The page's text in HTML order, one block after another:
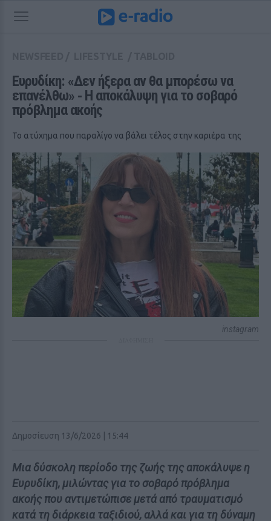
Ευρυδίκη: «Δεν ήξερα αν θα μπορέσω να
επανέλθω» ‑ Η αποκάλυψη για το σοβαρό
πρόβλημα ακοής
Το ατύχημα που παραλίγο να βάλει τέλος στην καριέρα της
instagram
Δημοσίευση 13/6/2026 | 15:44
Μια δύσκολη περίοδο της ζωής της αποκάλυψε η
Ευρυδίκη, μιλώντας για το σοβαρό πρόβλημα
ακοής που αντιμετώπισε μετά από τραυματισμό
κατά τη διάρκεια ταξιδιού, αλλά και για τη δύναμη